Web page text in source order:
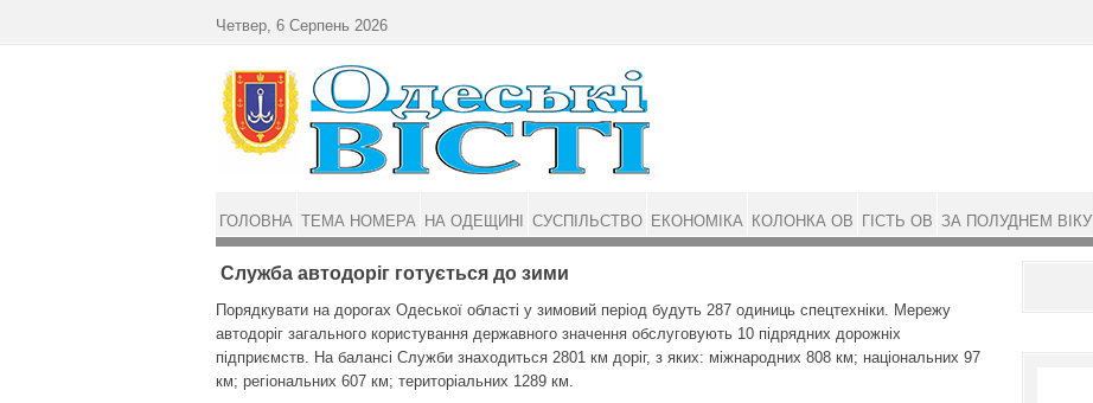
Служба автодоріг готується до зими
Порядкувати на дорогах Одеської області у зимовий період будуть 287 одиниць спецтехніки. Мережу
автодоріг загального користування державного значення обслуговують 10 підрядних дорожніх
підприємств. На балансі Служби знаходиться 2801 км доріг, з яких: міжнародних 808 км; національних 97
км; регіональних 607 км; територіальних 1289 км.
Четвер, 6 Серпень 2026
ГОЛОВНА ТЕМА НОМЕРА НА ОДЕЩИНІ СУСПІЛЬСТВО ЕКОНОМІКА КОЛОНКА ОВ ГІСТЬ ОВ ЗА ПОЛУДНЕМ ВІКУ